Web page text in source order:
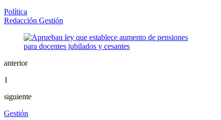
Política
Redacción Gestión
anterior
1
siguiente
Gestión